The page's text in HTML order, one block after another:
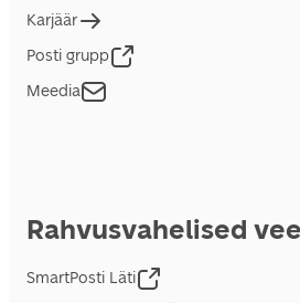
Karjäär
Posti grupp
Meedia
Rahvusvahelised
SmartPosti Läti